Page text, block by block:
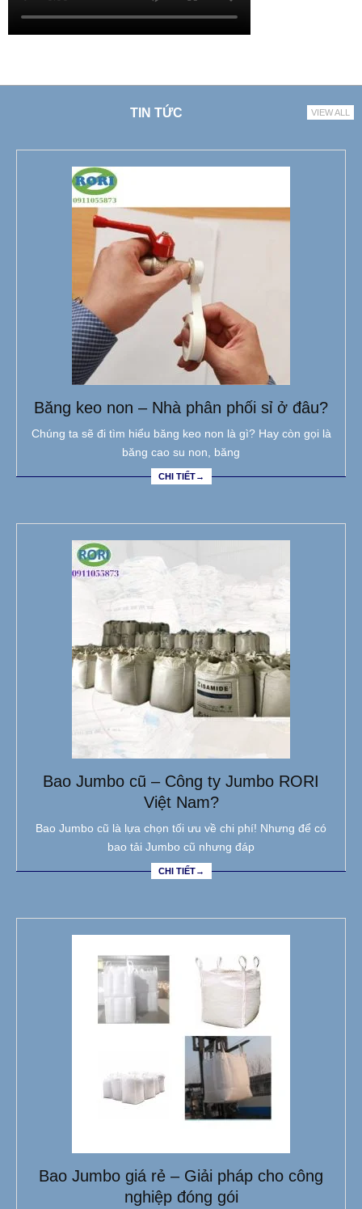
TIN TỨC VIEW ALL
Băng keo non – Nhà phân phối sỉ ở đâu?
Chúng ta sẽ đi tìm hiểu băng keo non là gì? Hay còn gọi là
băng cao su non, băng
CHI TIẾT→
Bao Jumbo cũ – Công ty Jumbo RORI
Việt Nam?
Bao Jumbo cũ là lựa chọn tối ưu về chi phí! Nhưng để có
bao tải Jumbo cũ nhưng đáp
CHI TIẾT→
Bao Jumbo giá rẻ – Giải pháp cho công
nghiệp đóng gói